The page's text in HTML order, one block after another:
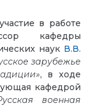
в работе
кафедры
наук В.В.
зарубежье
, в ходе
кафедрой
военная